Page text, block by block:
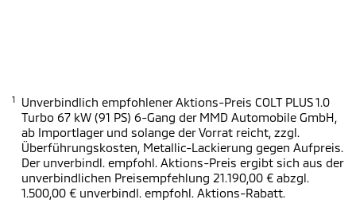
1
Unverbindlich empfohlener Aktions-Preis COLT PLUS 1.0
Turbo 67 kW (91 PS) 6-Gang der MMD Automobile GmbH,
ab Importlager und solange der Vorrat reicht, zzgl.
Überführungskosten, Metallic-Lackierung gegen Aufpreis.
Der unverbindl. empfohl. Aktions-Preis ergibt sich aus der
unverbindlichen Preisempfehlung 21.190,00 € abzgl.
1.500,00 € unverbindl. empfohl. Aktions-Rabatt.